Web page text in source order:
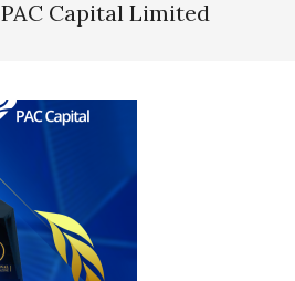
PAC Capital Limited